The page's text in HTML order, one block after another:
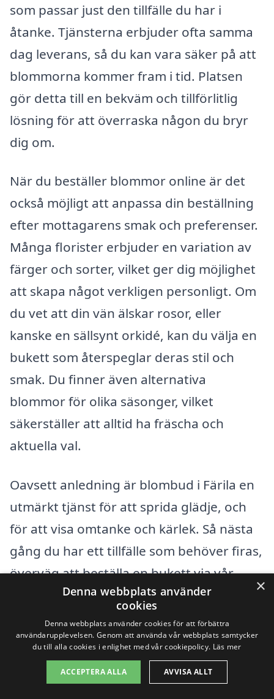
som passar just den tillfälle du har i
åtanke. Tjänsterna erbjuder ofta samma
dag leverans, så du kan vara säker på att
blommorna kommer fram i tid. Platsen
gör detta till en bekväm och tillförlitlig
lösning för att överraska någon du bryr
dig om.
När du beställer blommor online är det
också möjligt att anpassa din beställning
efter mottagarens smak och preferenser.
Många florister erbjuder en variation av
färger och sorter, vilket ger dig möjlighet
att skapa något verkligen personligt. Om
du vet att din vän älskar rosor, eller
kanske en sällsynt orkidé, kan du välja en
bukett som återspeglar deras stil och
smak. Du finner även alternativa
blommor för olika säsonger, vilket
säkerställer att alltid ha fräscha och
aktuella val.
Oavsett anledning är blombud i Färila en
utmärkt tjänst för att sprida glädje, och
för att visa omtanke och kärlek. Så nästa
gång du har ett tillfälle som behöver firas,
överväg att beställa en bukett via vår
plattform. Du kommer att få både kvalitet
och service som garanterar att din gest
blir uppskattad.
Populära återförsäljare
×
Denna webbplats använder
cookies
Denna webbplats använder cookies för att förbättra
användarupplevelsen. Genom att använda vår webbplats samtycker
du till alla cookies i enlighet med vår cookiepolicy. Läs mer
ACCEPTERA ALLA AVVISA ALLT